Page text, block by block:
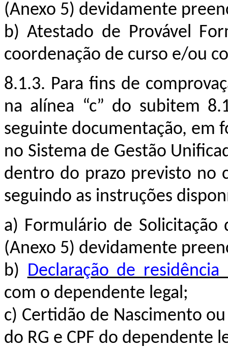
(Anexo 5) devidamente
b)Atestado de Provável
coordenação de curso e/ou
8.1.3. Para fins de
na alínea “c” do subitem
seguinte documentação, em
no Sistema de Gestão
dentro do prazo previsto no
seguindo as instruções
a) Formulário de
(Anexo 5) devidamente
b) Declaração de
com o dependente legal;
c) Certidão de Nascimento
do RG e CPF do dependente